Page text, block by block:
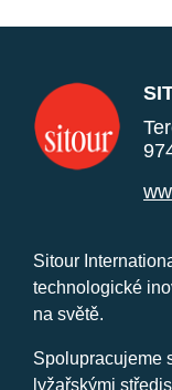
Sitour
technologické
na světě.
Spolupracujeme
lyžařskými